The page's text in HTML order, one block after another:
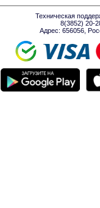
Техническая
8(3852) 20-
Адрес: 656056,